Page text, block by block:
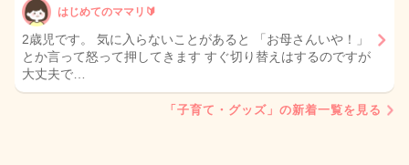
はじめてのママリ🔰
2歳児です。 気に入らないことがあると 「お母さんいや！」
とか言って怒って押してきます すぐ切り替えはするのですが
大丈夫で…
「子育て・グッズ」の新着一覧を見る